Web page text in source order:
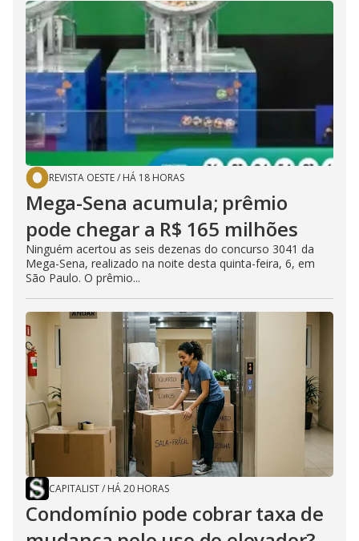
REVISTA OESTE/ HÁ 18 HORAS
Mega-Sena acumula; prêmio
pode chegar a R$ 165 milhões
Ninguém acertou as seis dezenas do concurso 3041 da
Mega-Sena, realizado na noite desta quinta-feira, 6, em
São Paulo. O prêmio...
CAPITALIST/ HÁ 20 HORAS
Condomínio pode cobrar taxa de